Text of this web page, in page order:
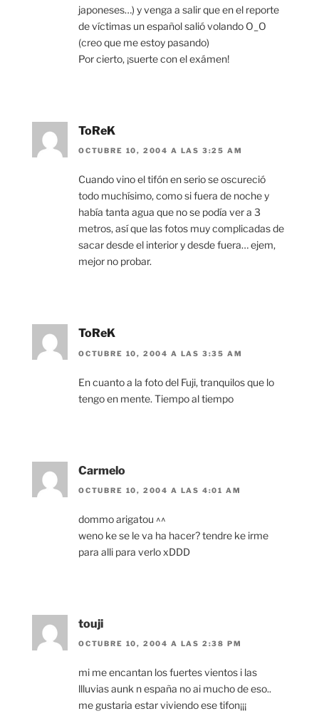
japoneses…) y venga a salir que en el reporte
de víctimas un español salió volando O_O
(creo que me estoy pasando)
Por cierto, ¡suerte con el exámen!
ToReK
OCTUBRE 10, 2004 A LAS 3:25 AM
Cuando vino el tifón en serio se oscureció
todo muchísimo, como si fuera de noche y
había tanta agua que no se podía ver a 3
metros, así que las fotos muy complicadas de
sacar desde el interior y desde fuera… ejem,
mejor no probar.
ToReK
OCTUBRE 10, 2004 A LAS 3:35 AM
En cuanto a la foto del Fuji, tranquilos que lo
tengo en mente. Tiempo al tiempo
Carmelo
OCTUBRE 10, 2004 A LAS 4:01 AM
dommo arigatou ^^
weno ke se le va ha hacer? tendre ke irme
para alli para verlo xDDD
touji
OCTUBRE 10, 2004 A LAS 2:38 PM
mi me encantan los fuertes vientos i las
llluvias aunk n españa no ai mucho de eso..
me gustaria estar viviendo ese tifon¡¡¡